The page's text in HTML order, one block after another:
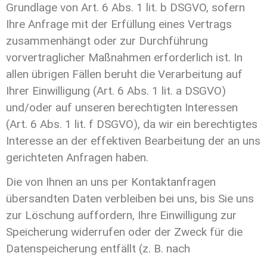
Grundlage von Art. 6 Abs. 1 lit. b DSGVO, sofern
Ihre Anfrage mit der Erfüllung eines Vertrags
zusammenhängt oder zur Durchführung
vorvertraglicher Maßnahmen erforderlich ist. In
allen übrigen Fällen beruht die Verarbeitung auf
Ihrer Einwilligung (Art. 6 Abs. 1 lit. a DSGVO)
und/oder auf unseren berechtigten Interessen
(Art. 6 Abs. 1 lit. f DSGVO), da wir ein berechtigtes
Interesse an der effektiven Bearbeitung der an uns
gerichteten Anfragen haben.
Die von Ihnen an uns per Kontaktanfragen
übersandten Daten verbleiben bei uns, bis Sie uns
zur Löschung auffordern, Ihre Einwilligung zur
Speicherung widerrufen oder der Zweck für die
Datenspeicherung entfällt (z. B. nach